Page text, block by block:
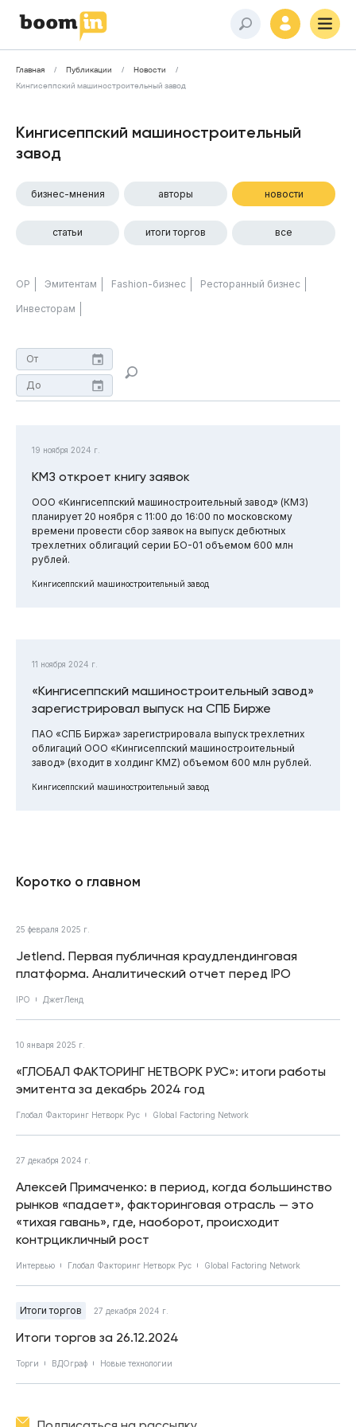
Главная Публикации
Новости
Кингисеппский машиностроительный завод
Кингисеппский машиностроительный
завод
бизнес-мнения авторы новости
статьи итоги торгов все
ОР Эмитентам Fashion-бизнес Ресторанный бизнес
Инвесторам
19 ноября 2024 г.
КМЗ откроет книгу заявок
ООО «Кингисеппский машиностроительный завод» (КМЗ)
планирует 20 ноября с 11:00 до 16:00 по московскому
времени провести сбор заявок на выпуск дебютных
трехлетних облигаций серии БО-01 объемом 600 млн
рублей.
Кингисеппский машиностроительный завод
11 ноября 2024 г.
«Кингисеппский машиностроительный завод»
зарегистрировал выпуск на СПБ Бирже
ПАО «СПБ Биржа» зарегистрировала выпуск трехлетних
облигаций ООО «Кингисеппский машиностроительный
завод» (входит в холдинг KMZ) объемом 600 млн рублей.
Кингисеппский машиностроительный завод
Коротко о главном
25 февраля 2025 г.
Jetlend. Первая публичная краудлендинговая
платформа. Аналитический отчет перед IPO
IPO ДжетЛенд
10 января 2025 г.
«ГЛОБАЛ ФАКТОРИНГ НЕТВОРК РУС»: итоги работы
эмитента за декабрь 2024 год
Глобал Факторинг Нетворк Рус Global Factoring Network
27 декабря 2024 г.
Алексей Примаченко: в период, когда большинство
рынков «падает», факторинговая отрасль — это
«тихая гавань», где, наоборот, происходит
контрцикличный рост
Интервью Глобал Факторинг Нетворк Рус Global Factoring Network
Итоги торгов 27 декабря 2024 г.
Итоги торгов за 26.12.2024
Торги ВДОграф Новые технологии